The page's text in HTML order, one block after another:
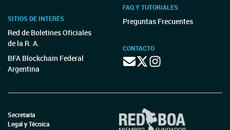
SITIOS DE INTERÉS
Red de Boletines Oficiales
de la R. A.
BFA Blockchain Federal
Argentina
FAQ Y TUTORIALES
Preguntas Frecuentes
CONTACTO
Secretaría
Legal y Técnica